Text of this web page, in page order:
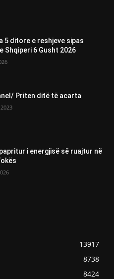
5 ditore e reshjeve sipas
Shqiperi 6 Gusht 2026
Priten ditë të acarta
i energjisë së ruajtur në
13917
8738
8424